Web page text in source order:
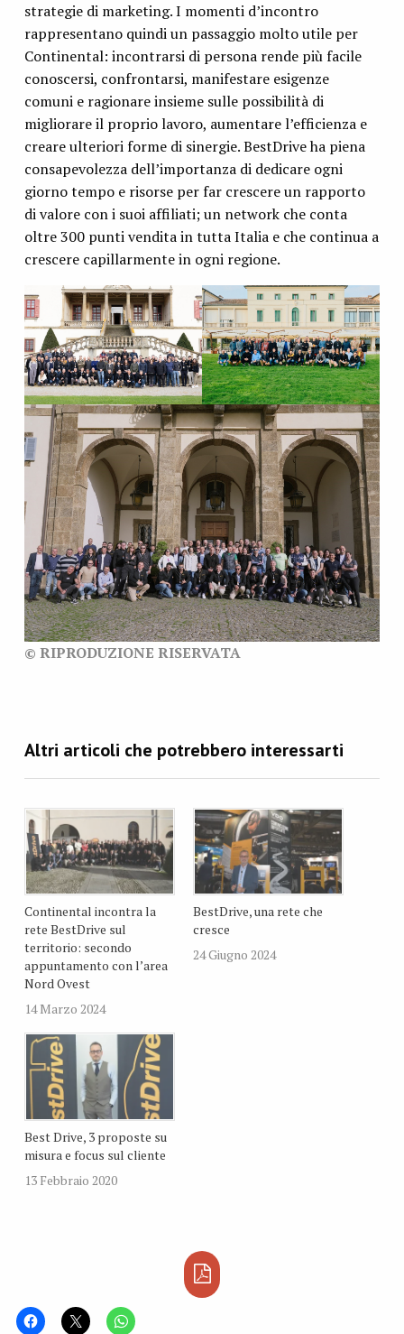
strategie di marketing. I momenti d’incontro
rappresentano quindi un passaggio molto utile per
Continental: incontrarsi di persona rende più facile
conoscersi, confrontarsi, manifestare esigenze
comuni e ragionare insieme sulle possibilità di
migliorare il proprio lavoro, aumentare l’efficienza e
creare ulteriori forme di sinergie. BestDrive ha piena
consapevolezza dell’importanza di dedicare ogni
giorno tempo e risorse per far crescere un rapporto
di valore con i suoi affiliati; un network che conta
oltre 300 punti vendita in tutta Italia e che continua a
crescere capillarmente in ogni regione.
© RIPRODUZIONE RISERVATA
Continental incontra la
rete BestDrive sul
territorio: secondo
appuntamento con l’area
Nord Ovest
14 Marzo 2024
BestDrive, una rete che
cresce
24 Giugno 2024
Best Drive, 3 proposte su
misura e focus sul cliente
13 Febbraio 2020